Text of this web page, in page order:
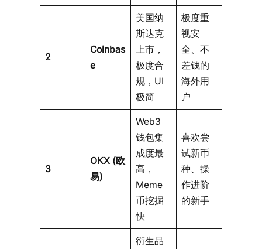
2
Coinbas
e
美国纳
斯达克
上市，
极度合
规，UI
极简
极度重
视安
全、不
差钱的
海外用
户
3
OKX (欧
易)
Web3
钱包集
成度最
高，
Meme
币挖掘
快
喜欢尝
试新币
种、操
作进阶
的新手
衍生品